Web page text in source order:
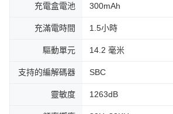
充電盒電池 300mAh
充滿電時間 1.5小時
驅動單元 14.2 毫米
支持的編解碼器 SBC
靈敏度 1263dB